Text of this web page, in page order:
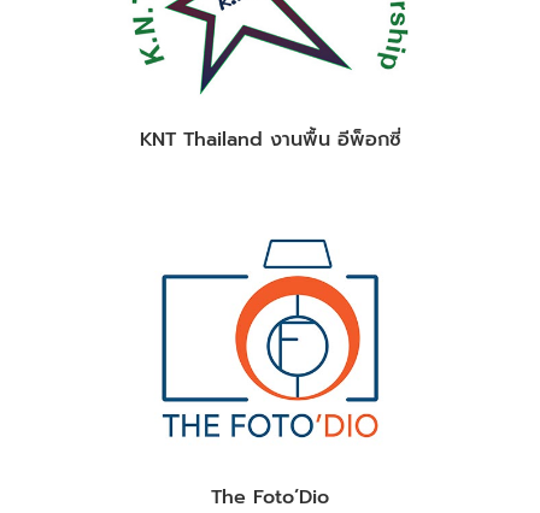
KNT Thailand งานพื้น อีพ็อกซี่
The Foto’Dio